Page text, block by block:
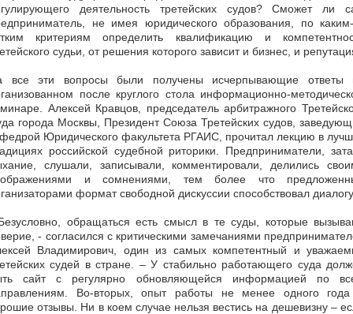
деятельность третейских судов? Сможет ли
не имея юридического образования, по
критериям определить квалификацию и
судьи, от решения которого зависит и бизнес, и
все эти вопросы были получены исчерпывающие ответы
после круглого стола информационно-
Алексей Кравцов, председатель арбитражного
города Москвы, Президент Союза Третейских судов,
Юридического факультета РГАИС, прочитал лекцию в
российской судебной риторики. Предприниматели,
слушали, записывали, комментировали, делились
и сомнениями, тем более что
формат свободной дискуссии способствовал
обращаться есть смысл в те суды, которые
- согласился с критическими замечаниями
Владимирович, один из самых компетентный и
судей в стране. – У стабильно работающего суда
сайт с регулярно обновляющейся информацией по
Во-вторых, опыт работы не менее одного
отзывы. Ни в коем случае нельзя вестись на дешевизну –